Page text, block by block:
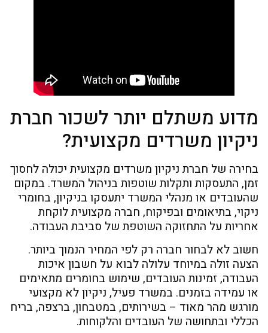
מדוע משתלם יותר לשכור חברת
ניקיון משרדים מקצועית?
בחירה של חברת ניקיון משרדים מקצועית יכולה לחסוך
זמן, התעסקות ותקלות שוטפות בניהול המשרד. במקום
שהעובדים או מנהלי המשרד יתעסקו בניקיון, בחומרי
ניקוי, בתיאומים ובפיקוח, חברה מקצועית לוקחת
אחריות על התחזוקה השוטפת של סביבת העבודה.
חשוב לא לבחור חברה רק לפי המחיר הנמוך ביותר.
הצעה זולה במיוחד עלולה לבוא על חשבון איכות
העבודה, זמינות העובדים, שימוש בחומרים מתאימים
או עמידה בזמנים. במשרד פעיל, ניקיון לא מקצועי
מורגש מהר מאוד – בשירותים, במטבחון, ברצפה, בריח
הכללי ובתחושה של העובדים והלקוחות.